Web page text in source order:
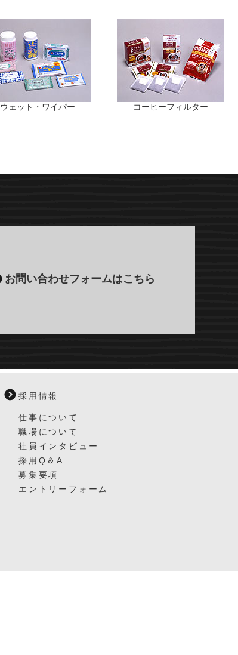
ウェット・ワイパー コーヒーフィルター
お問い合わせフォームはこちら
採用情報
仕事について
職場について
社員インタビュー
採用Q＆A
募集要項
エントリーフォーム